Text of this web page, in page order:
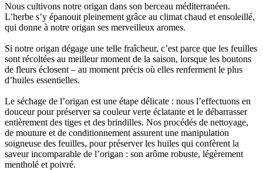
Nous cultivons notre origan dans son berceau méditerranéen.
L’herbe s’y épanouit pleinement grâce au climat chaud et ensoleillé,
qui donne à notre origan ses merveilleux aromes.
Si notre origan dégage une telle fraîcheur, c’est parce que les feuilles
sont récoltées au meilleur moment de la saison, lorsque les boutons
de fleurs éclosent – au moment précis où elles renferment le plus
d’huiles essentielles.
Le séchage de l’origan est une étape délicate : nous l’effectuons en
douceur pour préserver sa couleur verte éclatante et le débarrasser
entièrement des tiges et des brindilles. Nos procédés de nettoyage,
de mouture et de conditionnement assurent une manipulation
soigneuse des feuilles, pour préserver les huiles qui confèrent la
saveur incomparable de l’origan : son arôme robuste, légèrement
mentholé et poivré.